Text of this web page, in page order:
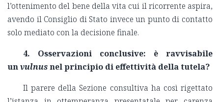
l’ottenimento del bene della vita cui il ricorrente aspira,
avendo il Consiglio di Stato invece un punto di contatto
solo mediato con la decisione finale.
4. Osservazioni conclusive: è ravvisabile
unvulnusnel principio di effettività della tutela?
Il parere della Sezione consultiva ha così rigettato